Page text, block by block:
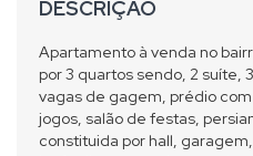
DESCRIÇÃO
Apartamento à venda no
por 3 quartos sendo, 2 suíte,
vagas de gagem, prédio
jogos, salão de festas,
constituida por hall,